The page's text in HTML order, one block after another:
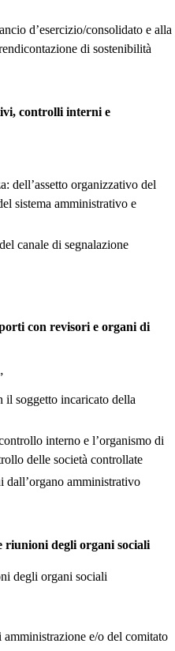
d’esercizio/consolidato e alla
di sostenibilità
controlli interni e
dell’assetto organizzativo del
sistema amministrativo e
canale di segnalazione
con revisori e organi di
soggetto incaricato della
interno e l’organismo di
delle società controllate
amministrativo
riunioni degli organi sociali
degli organi sociali
e/o del comitato